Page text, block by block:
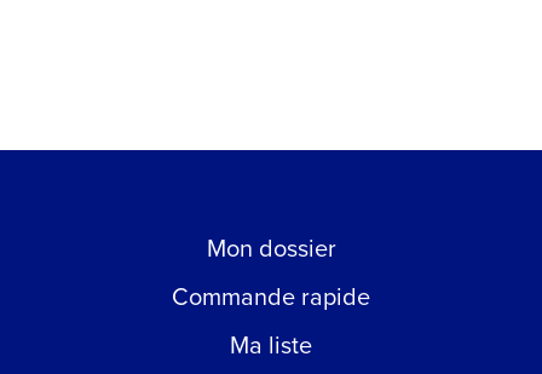
Mon dossier
Commande rapide
Ma liste